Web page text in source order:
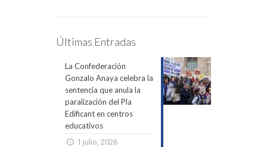
Últimas Entradas
La Confederación
Gonzalo Anaya celebra la
sentencia que anula la
paralización del Pla
Edificant en centros
educativos
1 julio, 2026